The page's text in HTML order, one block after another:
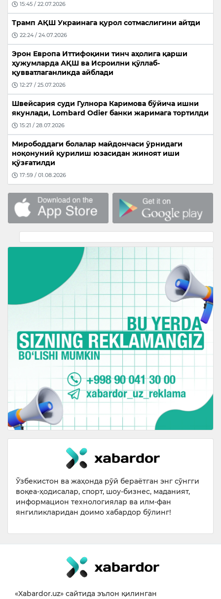
15:45 / 22.07.2026
Трамп АҚШ Украинага қурол сотмаслигини айтди
22:24 / 24.07.2026
Эрон Европа Иттифоқини тинч аҳолига қарши
ҳужумларда АҚШ ва Исроилни қўллаб-
қувватлаганликда айблади
12:27 / 25.07.2026
Швейсария суди Гулнора Каримова бўйича ишни
якунлади, Lombard Odier банки жаримага тортилди
15:21 / 28.07.2026
Мирободдаги болалар майдончаси ўрнидаги
ноқонуний қурилиш юзасидан жиноят иши
қўзғатилди
17:59 / 01.08.2026
Ўзбекистон ва жаҳонда рўй бераётган энг сўнгги
воқеа-ҳодисалар, спорт, шоу-бизнес, маданият,
информацион технологиялар ва илм-фан
янгиликларидан доимо хабардор бўлинг!
«Xabardor.uz» сайтида эълон қилинган